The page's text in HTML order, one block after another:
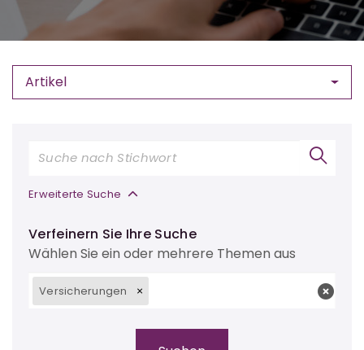
Artikel
Erweiterte Suche
Verfeinern Sie Ihre Suche
Wählen Sie ein oder mehrere Themen aus
Versicherungen